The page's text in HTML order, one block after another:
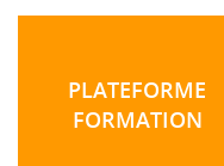
PLATEFORME
FORMATION